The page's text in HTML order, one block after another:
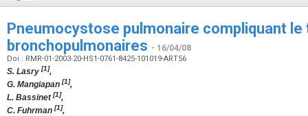
Pneumocystose pulmonaire compliquant
bronchopulmonaires - 16/04/08
Doi : RMR-01-2003-20-HS1-0761-8425-101019-ART56
S. Lasry [1],
G. Mangiapan [1],
L. Bassinet[1],
C. Fuhrman [1],